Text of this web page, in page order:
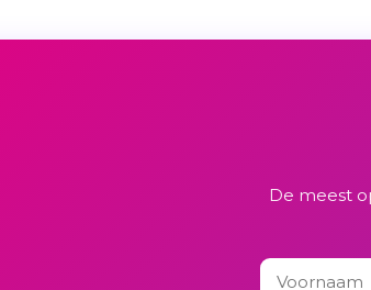
De meest